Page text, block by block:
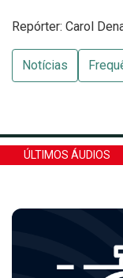
Repórter: Carol
Notícias
ÚLTIMOS ÁUDIOS